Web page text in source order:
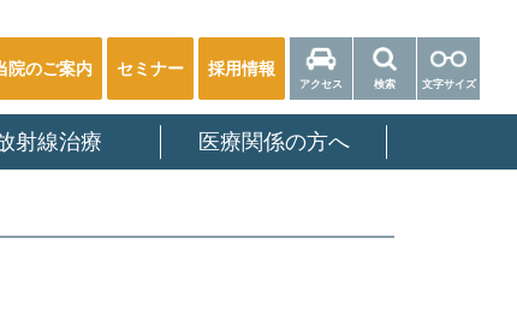
院のご案内 セミナー 採用情報
アクセス 検索 文字サイズ
射線治療 医療関係の方へ